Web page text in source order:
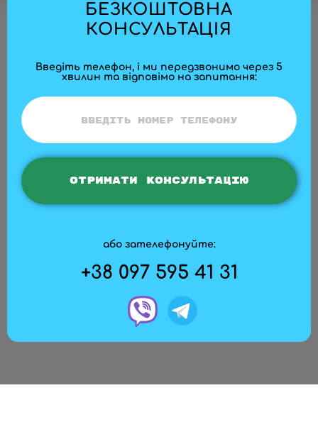
БЕЗКОШТОВНА
КОНСУЛЬТАЦІЯ
Введіть телефон, і ми передзвонимо через 5
хвилин та відповімо на запитання:
або зателефонуйте:
+38 097 595 41 31